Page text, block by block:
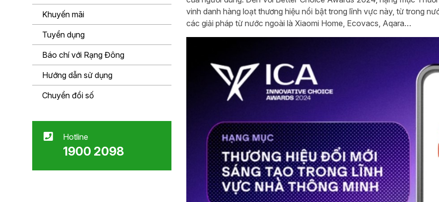
vinh danh hàng loạt thương hiệu nổi bật trong lĩnh vực này, từ trong
các giải pháp từ nước ngoài là Xiaomi Home, Ecovacs, Aqara…
Khuyến mãi
Tuyển dụng
Báo chí với Rạng Đông
Hướng dẫn sử dụng
Chuyển đổi số
Hotline
1900 2098